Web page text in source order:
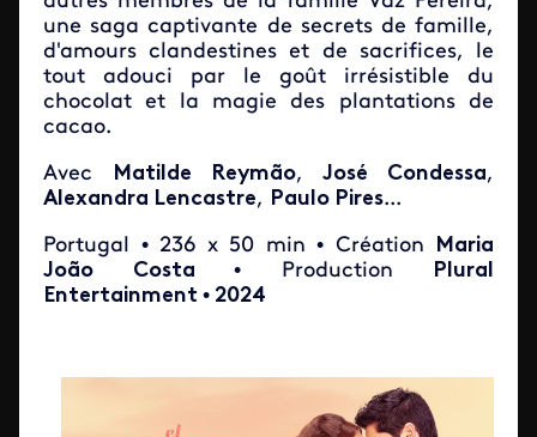
une saga captivante de secrets de famille,
d'amours clandestines et de sacrifices, le
tout adouci par le goût irrésistible du
chocolat et la magie des plantations de
cacao.
Avec Matilde Reymão,José Condessa,
Alexandra Lencastre, Paulo Pires...
Portugal • 236 x 50 min • Création
Maria
João Costa
• Production
Plural
Entertainment • 2024